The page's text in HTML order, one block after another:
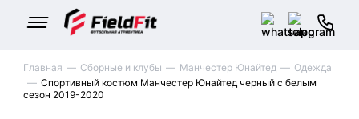
Главная Сборные и клубы Манчестер Юнайтед
Одежда
Спортивный костюм Манчестер Юнайтед черный с белым
сезон 2019-2020